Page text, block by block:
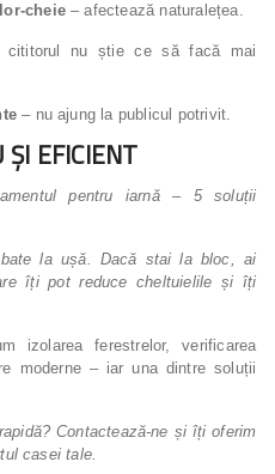
cheie– afectează naturalețea.
cititorul nu știe ce să facă mai
– nu ajung la publicul potrivit.
EFICIENT
pentru iarnă – 5 soluții
la ușă. Dacă stai la bloc, ai
îți pot reduce cheltuielile și îți
izolarea ferestrelor, verificarea
moderne – iar una dintre soluții
Contactează-ne și îți oferim
casei tale.